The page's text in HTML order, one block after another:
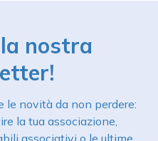
nostra
le novità da non perdere:
la tua associazione,